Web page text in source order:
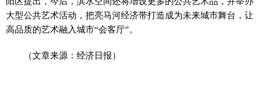
大型公共艺术活动，把亮马河经济带打造成为未来城市舞台，让
高品质的艺术融入城市“会客厅”。
（文章来源：经济日报）